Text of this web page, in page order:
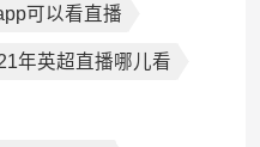
可以看直播
年英超直播哪儿看